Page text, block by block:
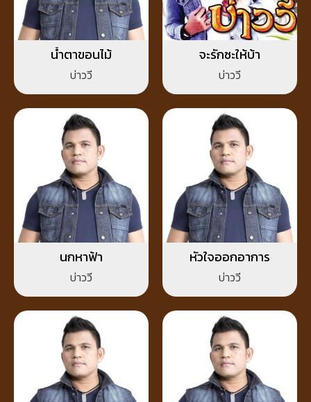
น้ำตาขอนไม้
บ่าววี
จะรักซะให้บ้า
บ่าววี
นกหาฟ้า
บ่าววี
หัวใจออกอาการ
บ่าววี